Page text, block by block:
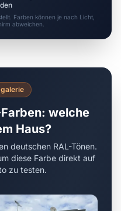
Farben können je nach Licht,
abweichen.
welche
Haus?
deutschen RAL-Tönen.
diese Farbe direkt auf
zu testen.